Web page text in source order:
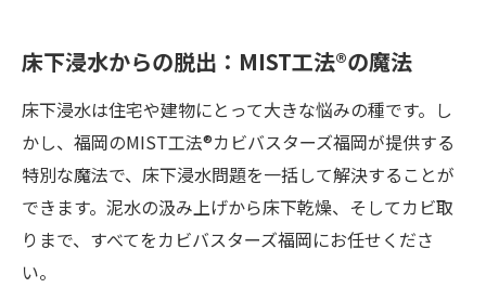
床下浸水からの脱出：MIST工法®の魔法
床下浸水は住宅や建物にとって大きな悩みの種です。し
かし、福岡のMIST工法®カビバスターズ福岡が提供する
特別な魔法で、床下浸水問題を一括して解決することが
できます。泥水の汲み上げから床下乾燥、そしてカビ取
りまで、すべてをカビバスターズ福岡にお任せくださ
い。